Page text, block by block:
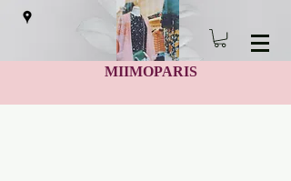
MIIMOPARIS